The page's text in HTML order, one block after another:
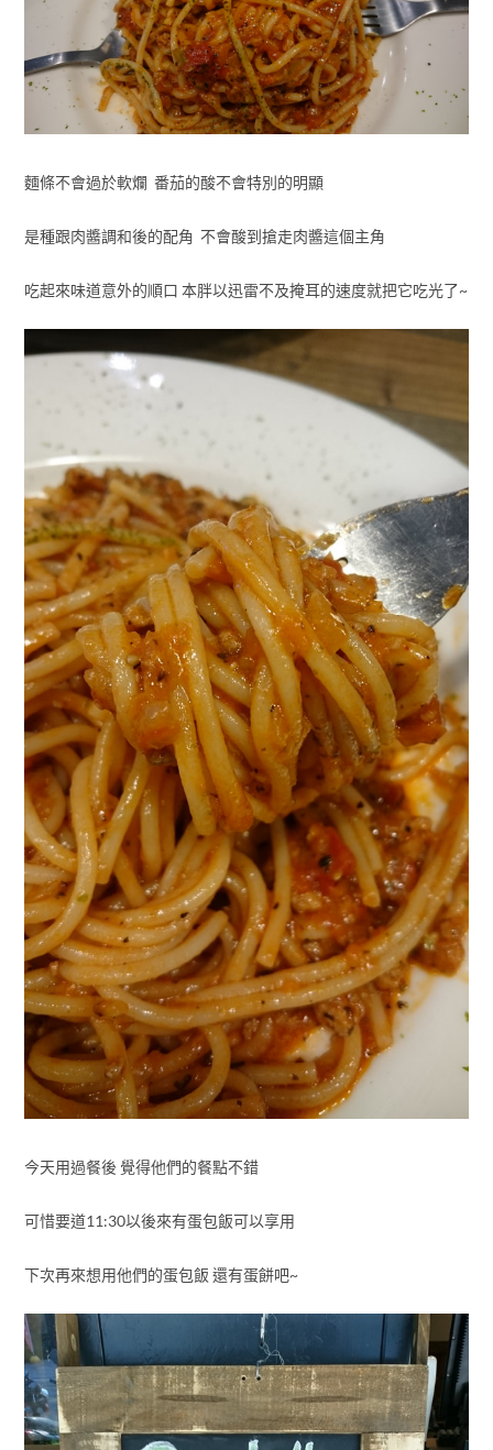
麵條不會過於軟爛 番茄的酸不會特別的明顯
是種跟肉醬調和後的配角 不會酸到搶走肉醬這個主角
吃起來味道意外的順口 本胖以迅雷不及掩耳的速度就把它吃光了~
今天用過餐後 覺得他們的餐點不錯
可惜要道11:30以後來有蛋包飯可以享用
下次再來想用他們的蛋包飯 還有蛋餅吧~